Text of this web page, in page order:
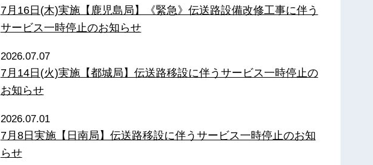
7月16日(木)実施【鹿児島局】《緊急》伝送路設備改修工事に伴う
サービス一時停止のお知らせ
2026.07.07
7月14日(火)実施【都城局】伝送路移設に伴うサービス一時停止の
お知らせ
2026.07.01
7月8日実施【日南局】伝送路移設に伴うサービス一時停止のお知
らせ